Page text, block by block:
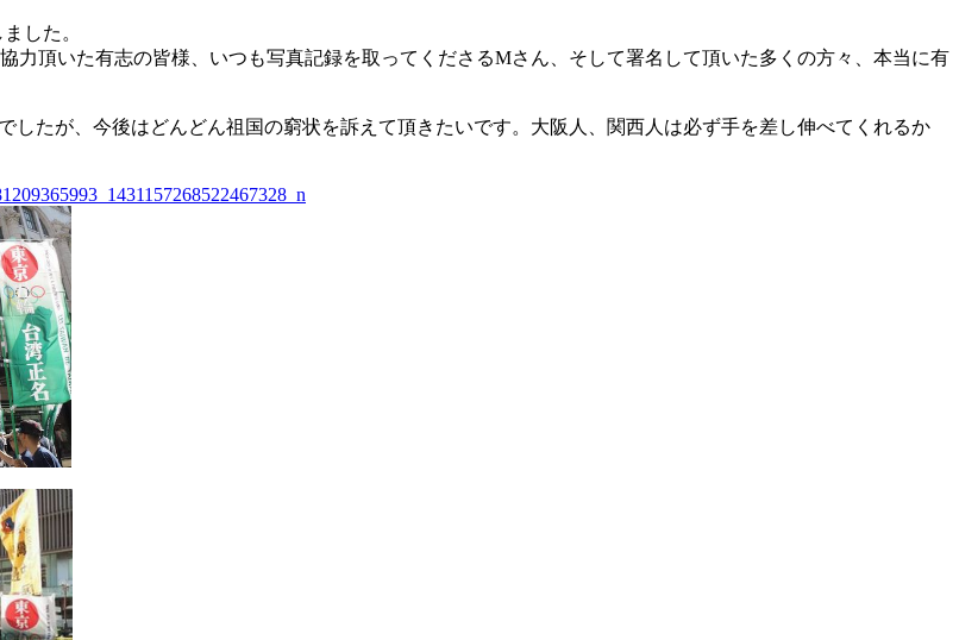
した。
頂いた有志の皆様、いつも写真記録を取ってくださるMさん、そして署名して頂いた多くの方々、本当に有
たが、今後はどんどん祖国の窮状を訴えて頂きたいです。大阪人、関西人は必ず手を差し伸べてくれるか